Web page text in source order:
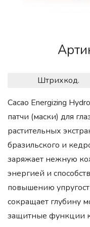
Штрихкод.
Cacao Energizing
патчи (маски) для
растительных
бразильского и
заряжает нежную
энергией и
повышению
сокращает глубину
защитные функции